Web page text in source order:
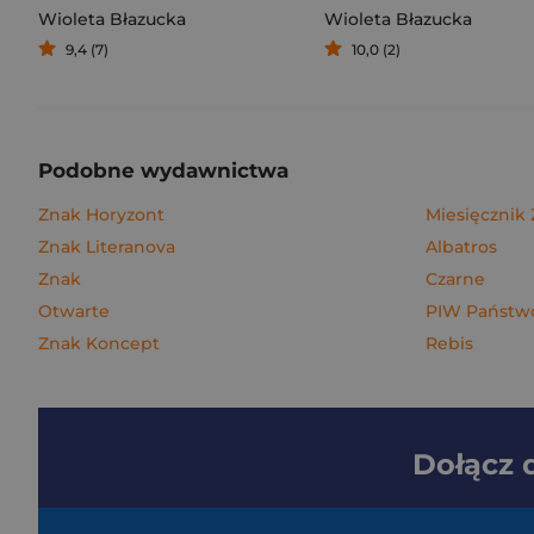
Wioleta Błazucka
9,4 (7)
Wioleta Błazucka
10,0 (2)
Podobne wydawnictwa
Znak Horyzont
Znak Literanova
Znak
Otwarte
Znak Koncept
Miesięcznik
Albatros
Czarne
PIW
Rebis
Dołącz